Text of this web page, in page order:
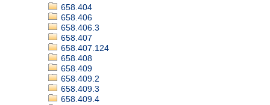
658.404
658.406
658.406.3
658.407
658.407.124
658.408
658.409
658.409.2
658.409.3
658.409.4